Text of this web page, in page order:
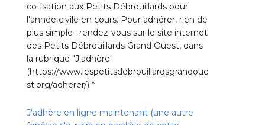
cotisation aux Petits Débrouillards pour
l'année civile en cours. Pour adhérer, rien de
plus simple : rendez-vous sur le site internet
des Petits Débrouillards Grand Ouest, dans
la rubrique "J'adhère"
(https://www.lespetitsdebrouillardsgrandoue
st.org/adherer/) *
J'adhère en ligne maintenant (une autre